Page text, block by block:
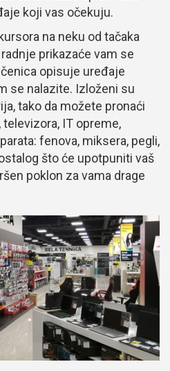
koji vas očekuju.
na neku od tačaka
prikazaće vam se
opisuje uređaje
se nalazite. Izloženi su
tako da možete pronaći
IT opreme,
fenova, miksera, pegli,
što će upotpuniti vaš
poklon za vama drage